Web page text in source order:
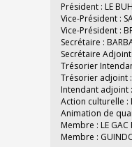
Président : LE
Vice-Président :
Vice-Président :
Secrétaire :
Secrétaire
Trésorier
Trésorier adjoint :
Intendant adjoint :
Action culturelle :
Animation de
Membre : LE
Membre :